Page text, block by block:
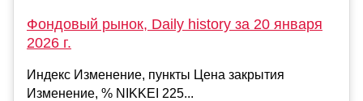
Фондовый рынок, Daily history за 20 января
2026 г.
Индекс Изменение, пункты Цена закрытия
Изменение, % NIKKEI 225...